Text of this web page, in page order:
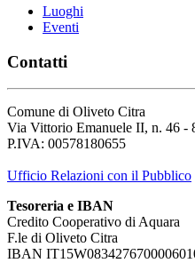
Luoghi
Eventi
Contatti
Comune di Oliveto Citra
Via Vittorio Emanuele II, n. 46 -
P.IVA: 00578180655
Ufficio Relazioni con il Pubblico
Tesoreria e IBAN
Credito Cooperativo di Aquara
F.le di Oliveto Citra
IBAN